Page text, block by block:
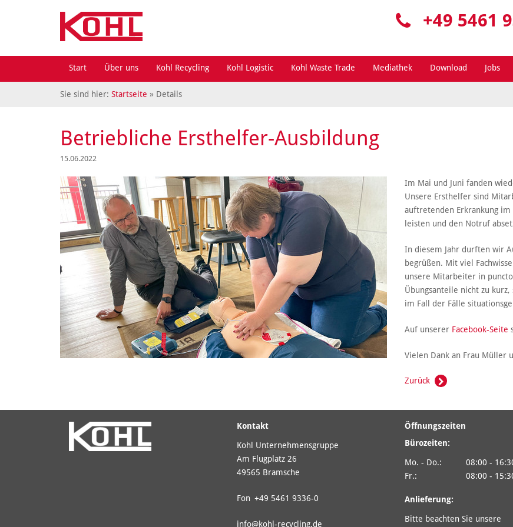
+49 5461
Start Über uns Kohl Recycling Kohl Logistic Kohl Waste Trade Mediathek Download Jobs
Sie sind hier: Startseite » Details
Betriebliche Ersthelfer-Ausbildung
15.06.2022
Im Mai und Juni fanden
Unsere Ersthelfer sind
auftretenden Erkrankung
leisten und den Notruf
In diesem Jahr durften wir
begrüßen. Mit viel
unsere Mitarbeiter in
Übungsanteile nicht zu
im Fall der Fälle
Auf unserer Facebook-Seite
Vielen Dank an Frau Müller
Zurück
Kontakt
Kohl Unternehmensgruppe
Am Flugplatz 26
49565 Bramsche
Fon +49 5461 9336-0
info@kohl-recycling.de
Öffnungszeiten
Bürozeiten:
Mo. - Do.:
08:00 -
Fr.:
08:00 -
Anlieferung:
Bitte beachten Sie unsere